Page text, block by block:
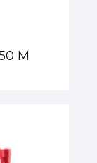
М